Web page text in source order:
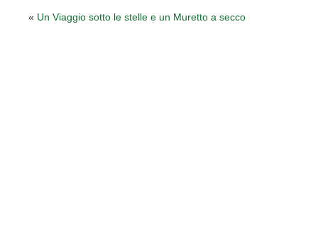
« Un Viaggio sotto le stelle e un Muretto a secco